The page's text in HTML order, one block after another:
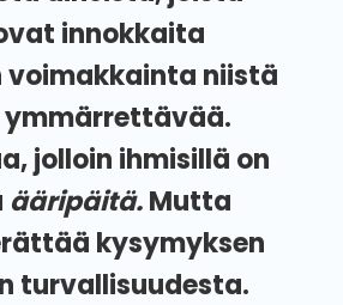
innokkaita
voimakkainta niistä
ymmärrettävää.
jolloin ihmisillä on
ääripäitä.Mutta
kysymyksen
turvallisuudesta.